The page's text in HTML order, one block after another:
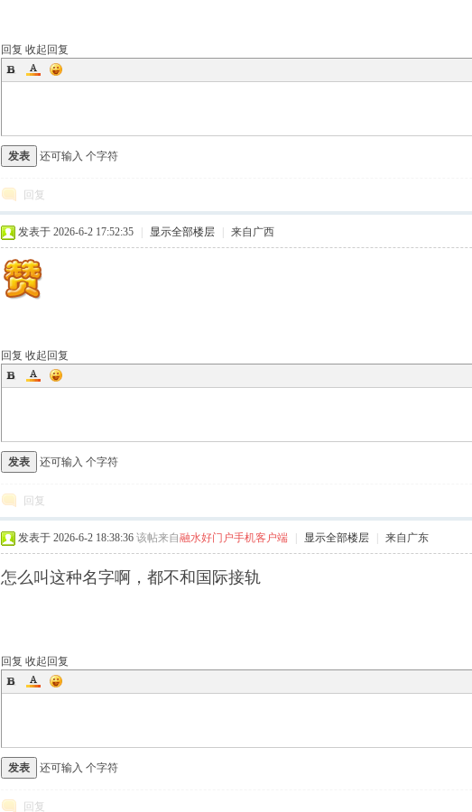
回复 收起回复
发表 还可输入 个字符
回复
发表于 2026-6-2 17:52:35 显示全部楼层 来自广西
回复 收起回复
发表 还可输入 个字符
回复
发表于 2026-6-2 18:38:36 该帖来自融水好门户手机客户端 显示全部楼层 来自广东
怎么叫这种名字啊，都不和国际接轨
回复 收起回复
发表 还可输入 个字符
回复